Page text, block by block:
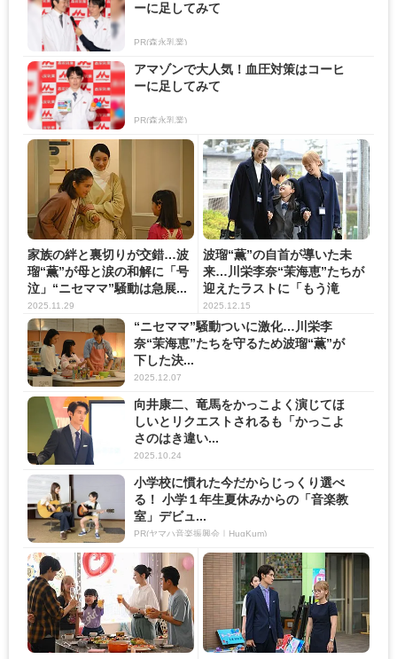
ーに足してみて
PR(森永乳業)
アマゾンで大人気！血圧対策はコーヒ
ーに足してみて
PR(森永乳業)
家族の絆と裏切りが交錯…波
瑠“薫”が母と涙の和解に「号
泣」“ニセママ”騒動は急展...
2025.11.29
波瑠“薫”の自首が導いた未
来…川栄李奈“茉海恵”たちが
迎えたラストに「もう滝
涙」...
2025.12.15
“ニセママ”騒動ついに激化…川栄李
奈“茉海恵”たちを守るため波瑠“薫”が
下した決...
2025.12.07
向井康二、竜馬をかっこよく演じてほ
しいとリクエストされるも「かっこよ
さのはき違い...
2025.10.24
小学校に慣れた今だからじっくり選べ
る！ 小学１年生夏休みからの「音楽教
室」デビュ...
PR(ヤマハ音楽振興会｜HugKum)